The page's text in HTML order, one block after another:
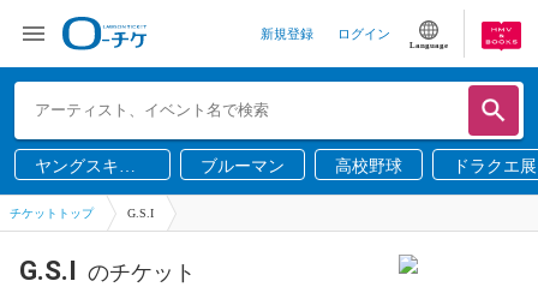
新規登録 ログイン
Language
ヤングスキニ
ー
ブルーマン 高校野球 ドラクエ展
チケットトップ G.S.I
G.S.I のチケット